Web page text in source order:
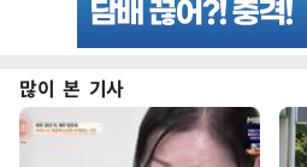
많이 본 기사